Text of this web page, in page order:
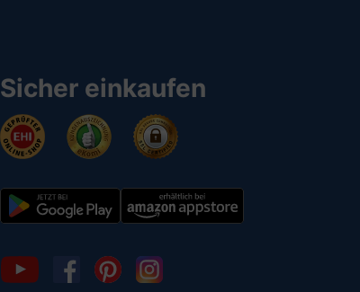
Sicher einkaufen